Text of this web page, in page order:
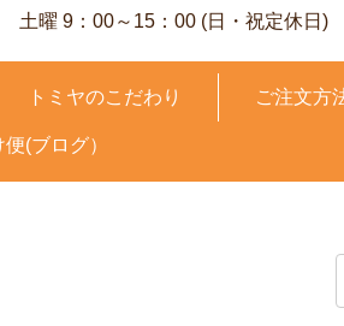
土曜 9：00～15：00 (日・祝定休日)
トミヤのこだわり ご注文方
(ブログ）